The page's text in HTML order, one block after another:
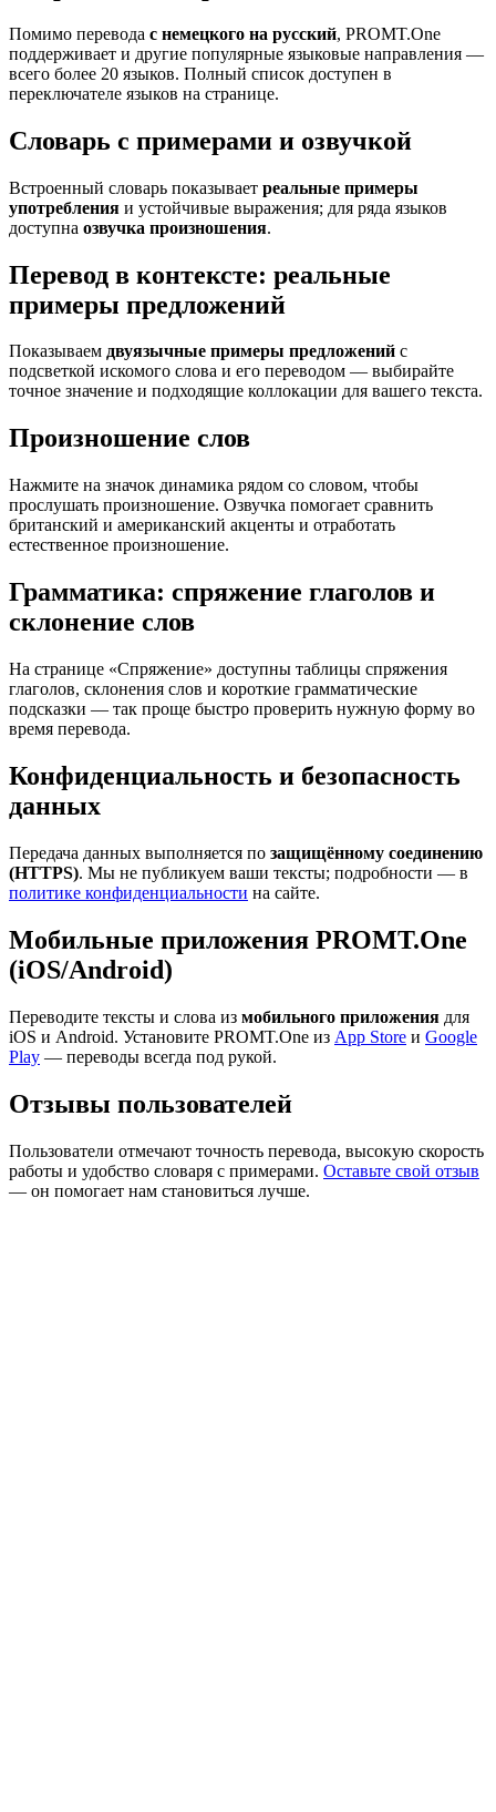
Помимо перевода с немецкого на русский, PROMT.One
поддерживает и другие популярные языковые направления —
всего более 20 языков. Полный список доступен в
переключателе языков на странице.
Словарь с примерами и озвучкой
Встроенный словарь показывает реальные примеры
употребления и устойчивые выражения; для ряда языков
доступна озвучка произношения.
Перевод в контексте: реальные
примеры предложений
Показываем двуязычные примеры предложений с
подсветкой искомого слова и его переводом — выбирайте
точное значение и подходящие коллокации для вашего текста.
Произношение слов
Нажмите на значок динамика рядом со словом, чтобы
прослушать произношение. Озвучка помогает сравнить
британский и американский акценты и отработать
естественное произношение.
Грамматика: спряжение глаголов и
склонение слов
На странице «Спряжение» доступны таблицы спряжения
глаголов, склонения слов и короткие грамматические
подсказки — так проще быстро проверить нужную форму во
время перевода.
Конфиденциальность и безопасность
данных
Передача данных выполняется по защищённому соединению
(HTTPS). Мы не публикуем ваши тексты; подробности — в
политике конфиденциальности на сайте.
Мобильные приложения PROMT.One
(iOS/Android)
Переводите тексты и слова из мобильного приложения для
iOS и Android. Установите PROMT.One из App Store и Google
Play — переводы всегда под рукой.
Отзывы пользователей
Пользователи отмечают точность перевода, высокую скорость
работы и удобство словаря с примерами. Оставьте свой отзыв
— он помогает нам становиться лучше.